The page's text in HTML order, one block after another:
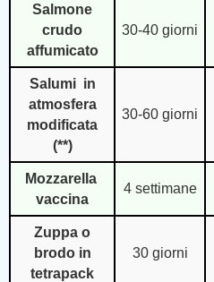
Salmone
crudo
affumicato
30-40 giorni
Salumi in
atmosfera
modificata
(**)
30-60 giorni
Mozzarella
vaccina
4 settimane
Zuppa o
brodo in
tetrapack
30 giorni